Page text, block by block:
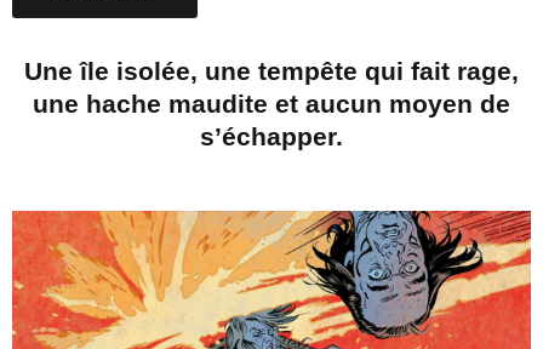
Une île isolée, une tempête qui fait rage,
une hache maudite et aucun moyen de
s’échapper.